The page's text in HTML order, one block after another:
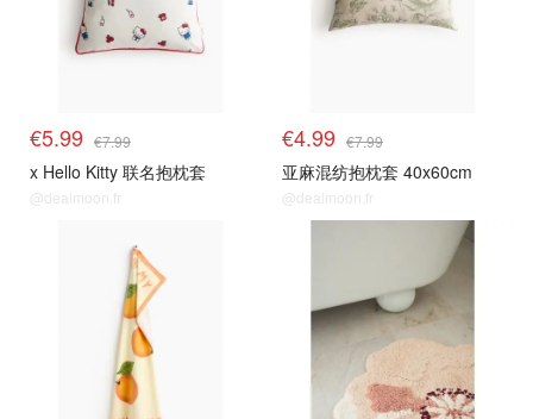
€5.99 €7.99
x Hello Kitty 联名抱枕套
@dealmoon.fr
€4.99 €7.99
亚麻混纺抱枕套 40x60cm
@dealmoon.fr